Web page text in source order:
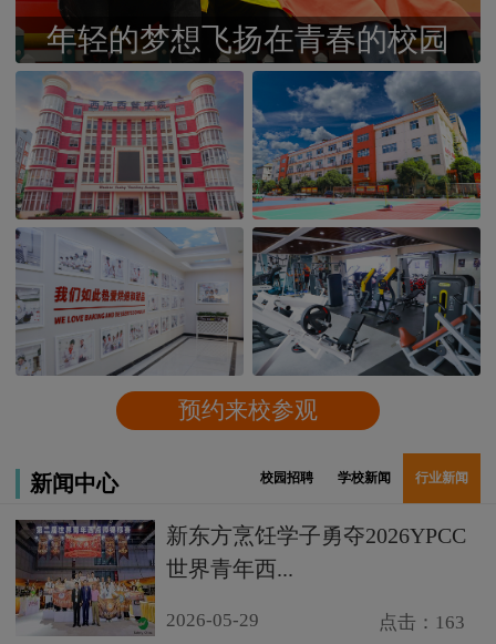
年轻的梦想飞扬在青春的校园
预约来校参观
新闻中心 行业新闻
学校新闻
校园招聘
新东方烹饪学子勇夺2026YPCC
世界青年西...
2026-05-29 点击：163